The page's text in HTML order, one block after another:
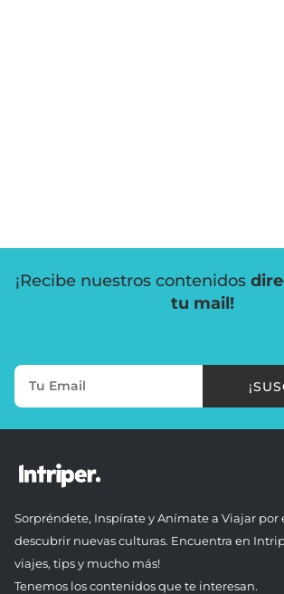
¡Recibe nuestros contenidos
tu mail!
Sorpréndete, Inspírate y Anímate a Viajar por
descubrir nuevas culturas. Encuentra en
viajes, tips y mucho más!
Tenemos los contenidos que te interesan.